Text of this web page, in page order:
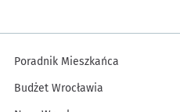
Poradnik Mieszkańca
Budżet Wrocławia